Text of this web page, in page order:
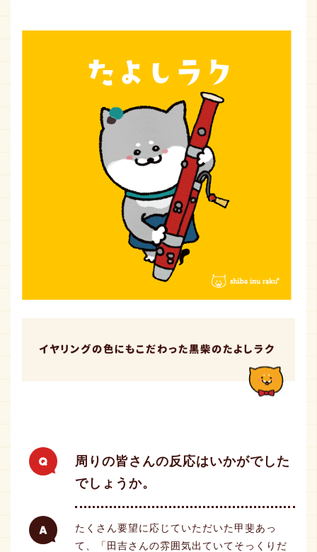
イヤリングの色にもこだわった黒柴のたよしラク
周りの皆さんの反応はいかがでした
でしょうか。
たくさん要望に応じていただいた甲斐あっ
て、「田吉さんの雰囲気出ていてそっくりだ